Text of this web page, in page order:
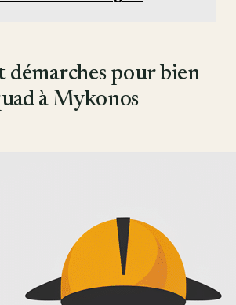
démarches pour bien
à Mykonos